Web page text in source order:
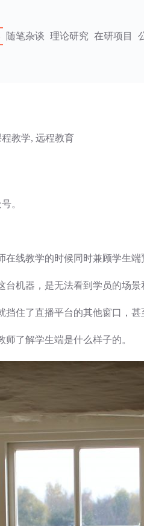
随笔杂谈 理论研究 在研项目
教学, 远程教育
。
线教学的时候同时兼顾学生端
机器，是无法看到学员的场景
住了直播平台的其他窗口，
了解学生端是什么样子的。